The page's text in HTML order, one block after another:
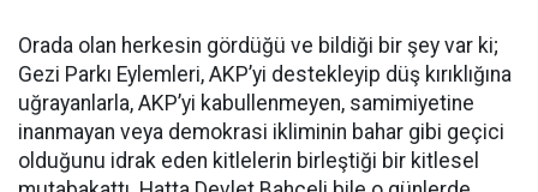
Orada olan herkesin gördüğü ve bildiği bir şey var ki;
Gezi Parkı Eylemleri, AKP’yi destekleyip düş kırıklığına
uğrayanlarla, AKP’yi kabullenmeyen, samimiyetine
inanmayan veya demokrasi ikliminin bahar gibi geçici
olduğunu idrak eden kitlelerin birleştiği bir kitlesel